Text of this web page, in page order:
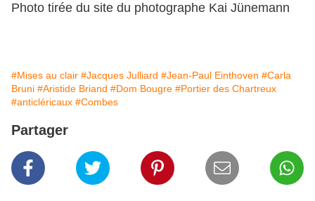
Photo tirée du site du photographe Kai Jünemann
#Mises au clair #Jacques Julliard #Jean-Paul Einthoven #Carla
Bruni #Aristide Briand #Dom Bougre #Portier des Chartreux
#anticléricaux #Combes
Partager